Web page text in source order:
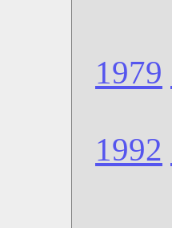
1979
1992